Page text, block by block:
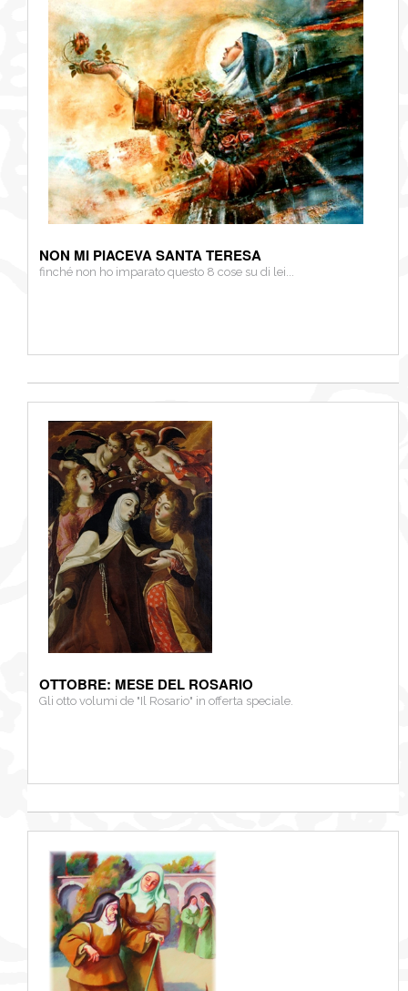
NON MI PIACEVA SANTA TERESA
finché non ho imparato questo 8 cose su di lei...
OTTOBRE: MESE DEL ROSARIO
Gli otto volumi de "Il Rosario" in offerta speciale.